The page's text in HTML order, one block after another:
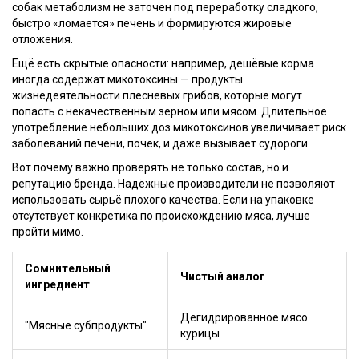
собак метаболизм не заточен под переработку сладкого,
быстро «ломается» печень и формируются жировые
отложения.
Ещё есть скрытые опасности: например, дешёвые корма
иногда содержат микотоксины — продукты
жизнедеятельности плесневых грибов, которые могут
попасть с некачественным зерном или мясом. Длительное
употребление небольших доз микотоксинов увеличивает риск
заболеваний печени, почек, и даже вызывает судороги.
Вот почему важно проверять не только состав, но и
репутацию бренда. Надёжные производители не позволяют
использовать сырьё плохого качества. Если на упаковке
отсутствует конкретика по происхождению мяса, лучше
пройти мимо.
Сомнительный
ингредиент
Чистый аналог
"Мясные субпродукты"
Дегидрированное мясо
курицы